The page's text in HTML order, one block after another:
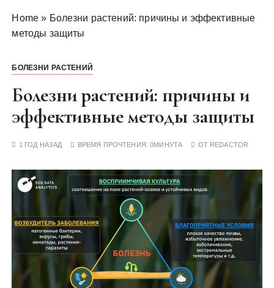
Home » Болезни растений: причины и эффективные
методы защиты
БОЛЕЗНИ РАСТЕНИЙ
Болезни растений: причины и
эффективные методы защиты
1 ГОД НАЗАД ВРЕМЯ ПРОЧТЕНИЯ:0МИНУТА ОТ REDACTOR